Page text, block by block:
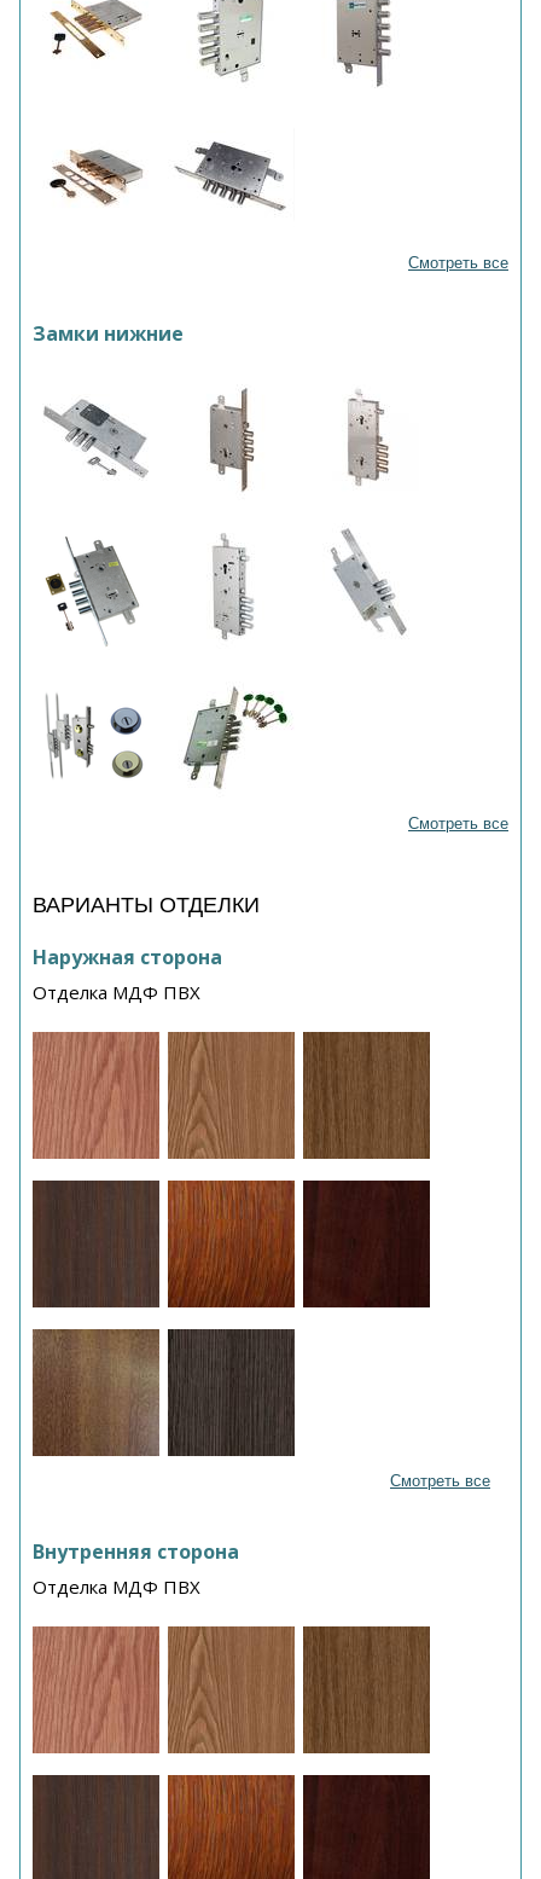
Смотреть все
Замки нижние
Смотреть все
ВАРИАНТЫ ОТДЕЛКИ
Наружная сторона
Отделка МДФ ПВХ
Смотреть все
Внутренняя сторона
Отделка МДФ ПВХ